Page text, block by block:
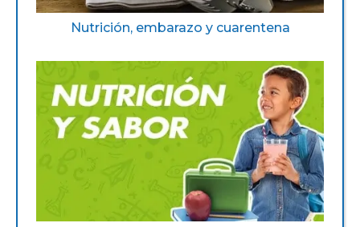
Nutrición, embarazo y cuarentena